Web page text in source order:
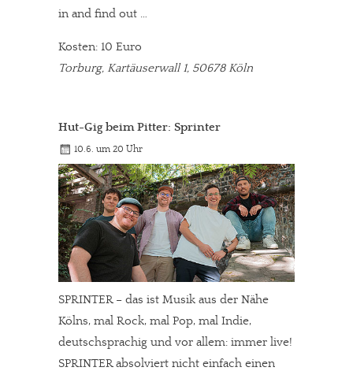
in and find out …
Kosten: 10 Euro
Torburg, Kartäuserwall 1, 50678 Köln
Hut-Gig beim Pitter: Sprinter
10.6. um 20 Uhr
SPRINTER – das ist Musik aus der Nähe
Kölns, mal Rock, mal Pop, mal Indie,
deutschsprachig und vor allem: immer live!
SPRINTER absolviert nicht einfach einen